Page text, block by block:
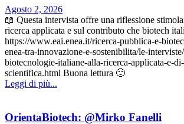
Agosto 2, 2026
📖 Questa intervista offre una riflessione
ricerca applicata e sul contributo che biotech
https://www.eai.enea.it/ricerca-pubblica-e-
enea-tra-innovazione-e-sostenibilita/le-
biotecnologie-italiane-alla-ricerca-applicata-e-
scientifica.html Buona lettura 🙂
Leggi di più...
OrientaBiotech: @Mirko Fanelli